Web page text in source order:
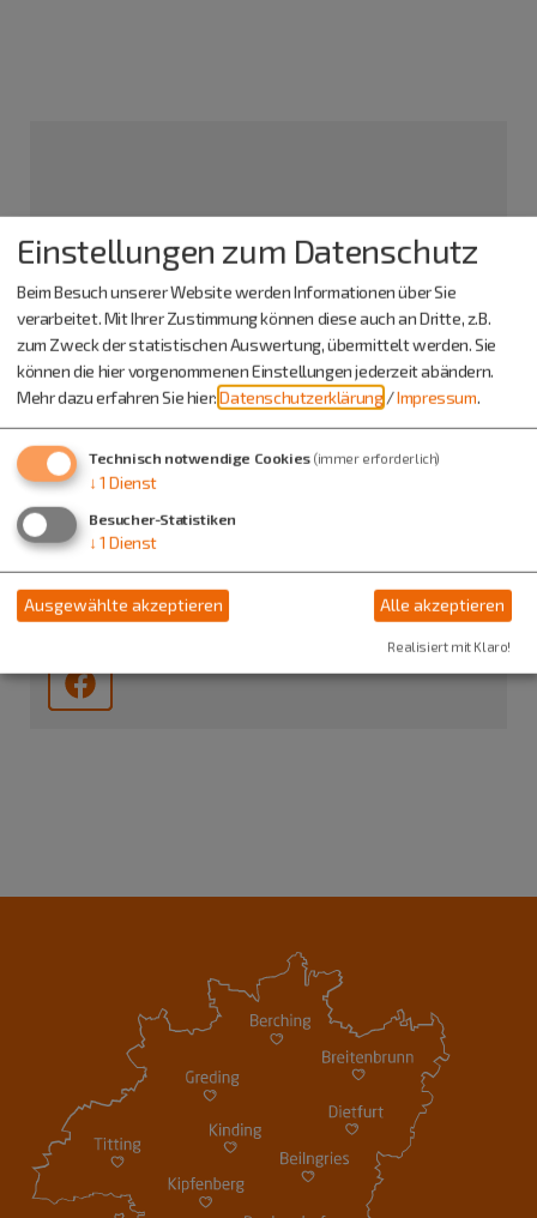
Tourist-Information Dietfurt
Hauptstraße 26
92345 Dietfurt
08464 6400-19
Einstellungen zum Datenschutz
Beim Besuch unserer Website werden Informationen über Sie
verarbeitet. Mit Ihrer Zustimmung können diese auch an Dritte, z.B.
zum Zweck der statistischen Auswertung, übermittelt werden. Sie
können die hier vorgenommenen Einstellungen jederzeit abändern.
Mehr dazu erfahren Sie hier:Datenschutzerklärung /Impressum.
Technisch notwendige Cookies (immer erforderlich)
↓ 1 Dienst
Besucher-Statistiken
↓ 1 Dienst
Ausgewählte akzeptieren Alle akzeptieren
Realisiert mit Klaro!